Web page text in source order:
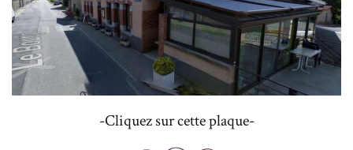
-Cliquez sur cette plaque-